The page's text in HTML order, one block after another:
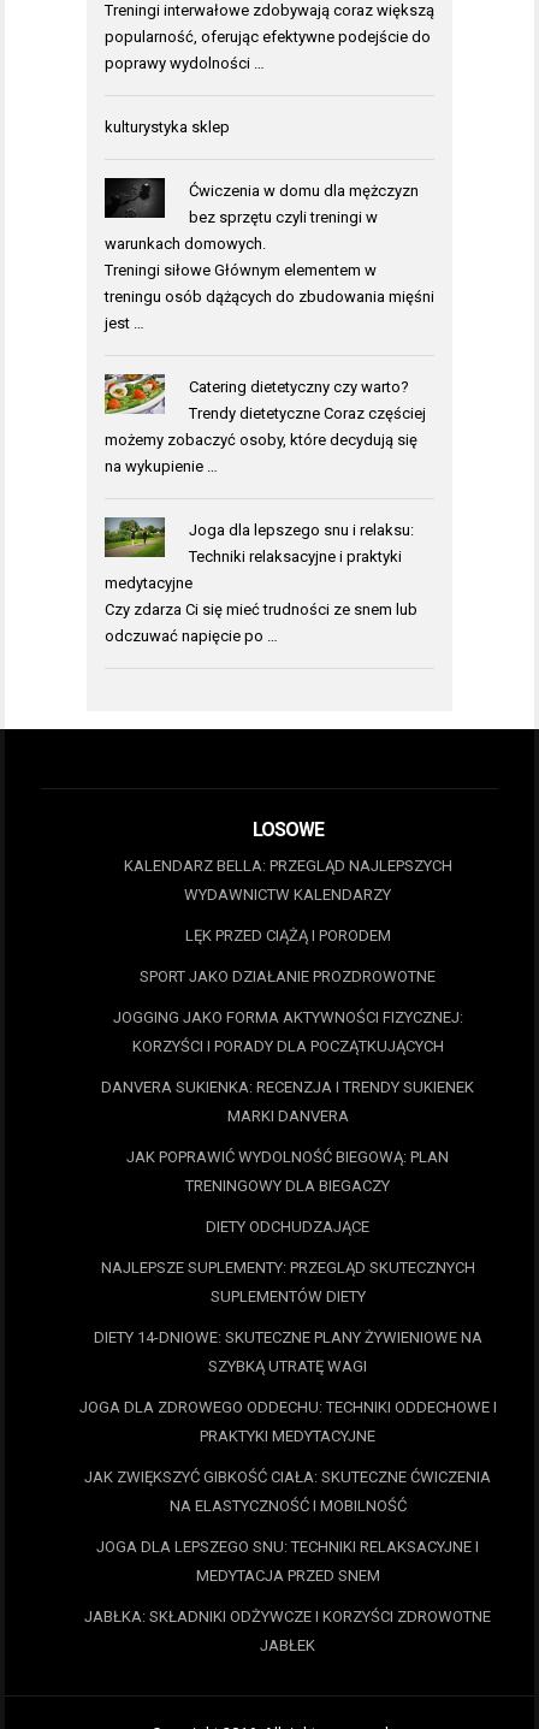
Treningi interwałowe zdobywają coraz większą
popularność, oferując efektywne podejście do
poprawy wydolności …
kulturystyka sklep
Ćwiczenia w domu dla mężczyzn
bez sprzętu czyli treningi w
warunkach domowych.
Treningi siłowe Głównym elementem w
treningu osób dążących do zbudowania mięśni
jest …
Catering dietetyczny czy warto?
Trendy dietetyczne Coraz częściej
możemy zobaczyć osoby, które decydują się
na wykupienie …
Joga dla lepszego snu i relaksu:
Techniki relaksacyjne i praktyki
medytacyjne
Czy zdarza Ci się mieć trudności ze snem lub
odczuwać napięcie po …
LOSOWE
KALENDARZ BELLA: PRZEGLĄD NAJLEPSZYCH
WYDAWNICTW KALENDARZY
LĘK PRZED CIĄŻĄ I PORODEM
SPORT JAKO DZIAŁANIE PROZDROWOTNE
JOGGING JAKO FORMA AKTYWNOŚCI FIZYCZNEJ:
KORZYŚCI I PORADY DLA POCZĄTKUJĄCYCH
DANVERA SUKIENKA: RECENZJA I TRENDY SUKIENEK
MARKI DANVERA
JAK POPRAWIĆ WYDOLNOŚĆ BIEGOWĄ: PLAN
TRENINGOWY DLA BIEGACZY
DIETY ODCHUDZAJĄCE
NAJLEPSZE SUPLEMENTY: PRZEGLĄD SKUTECZNYCH
SUPLEMENTÓW DIETY
DIETY 14-DNIOWE: SKUTECZNE PLANY ŻYWIENIOWE NA
SZYBKĄ UTRATĘ WAGI
JOGA DLA ZDROWEGO ODDECHU: TECHNIKI ODDECHOWE I
PRAKTYKI MEDYTACYJNE
JAK ZWIĘKSZYĆ GIBKOŚĆ CIAŁA: SKUTECZNE ĆWICZENIA
NA ELASTYCZNOŚĆ I MOBILNOŚĆ
JOGA DLA LEPSZEGO SNU: TECHNIKI RELAKSACYJNE I
MEDYTACJA PRZED SNEM
JABŁKA: SKŁADNIKI ODŻYWCZE I KORZYŚCI ZDROWOTNE
JABŁEK